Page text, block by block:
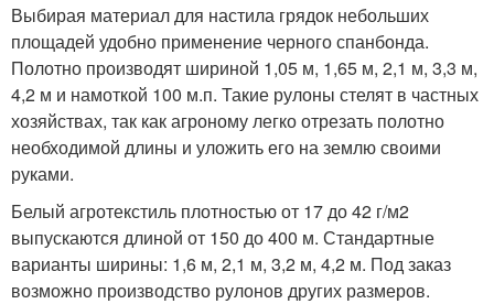
Выбирая материал для настила грядок небольших
площадей удобно применение черного спанбонда.
Полотно производят шириной 1,05 м, 1,65 м, 2,1 м, 3,3 м,
4,2 м и намоткой 100 м.п. Такие рулоны стелят в частных
хозяйствах, так как агроному легко отрезать полотно
необходимой длины и уложить его на землю своими
руками.
Белый агротекстиль плотностью от 17 до 42 г/м2
выпускаются длиной от 150 до 400 м. Стандартные
варианты ширины: 1,6 м, 2,1 м, 3,2 м, 4,2 м. Под заказ
возможно производство рулонов других размеров.